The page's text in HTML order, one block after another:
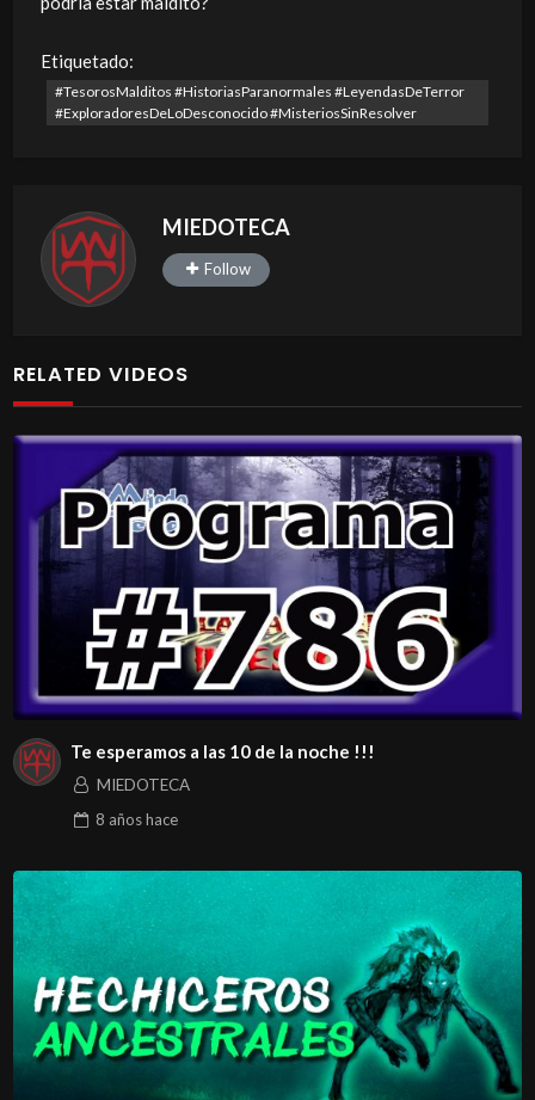
Etiquetado:
#TesorosMalditos #HistoriasParanormales #LeyendasDeTerror
#ExploradoresDeLoDesconocido #MisteriosSinResolver
MIEDOTECA
Follow
RELATED VIDEOS
Te esperamos a las 10 de la noche !!!
MIEDOTECA
8 añoshace